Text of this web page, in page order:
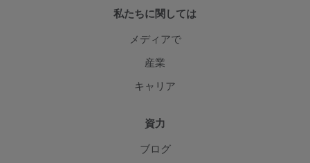
私たちに関しては
メディアで
産業
キャリア
資力
ブログ